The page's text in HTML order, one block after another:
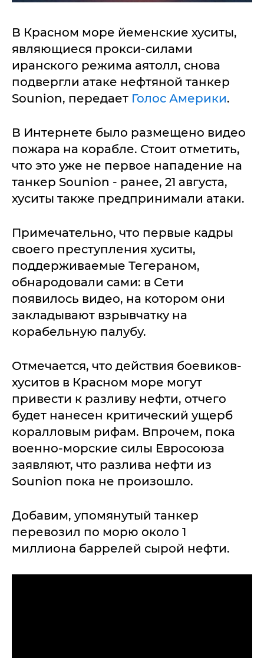
В Красном море йеменские хуситы,
являющиеся прокси-силами
иранского режима аятолл, снова
подвергли атаке нефтяной танкер
Sounion, передает Голос Америки.
В Интернете было размещено видео
пожара на корабле. Стоит отметить,
что это уже не первое нападение на
танкер Sounion - ранее, 21 августа,
хуситы также предпринимали атаки.
Примечательно, что первые кадры
своего преступления хуситы,
поддерживаемые Тегераном,
обнародовали сами: в Сети
появилось видео, на котором они
закладывают взрывчатку на
корабельную палубу.
Отмечается, что действия боевиков-
хуситов в Красном море могут
привести к разливу нефти, отчего
будет нанесен критический ущерб
коралловым рифам. Впрочем, пока
военно-морские силы Евросоюза
заявляют, что разлива нефти из
Sounion пока не произошло.
Добавим, упомянутый танкер
перевозил по морю около 1
миллиона баррелей сырой нефти.